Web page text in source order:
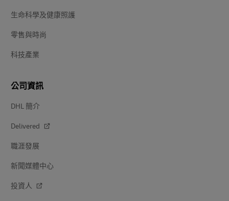
生命科學及健康照護
零售與時尚
科技產業
公司資訊
DHL 簡介
Delivered
職涯發展
新聞媒體中心
投資人